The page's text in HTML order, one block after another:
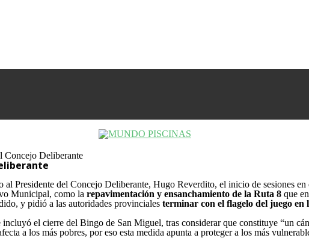
Concejo Deliberante
Presidente del Concejo Deliberante, Hugo Reverdito, el inicio de sesiones
Municipal, como la repavimentación y ensanchamiento de la Ruta 8 que
y pidió a las autoridades provinciales terminar con el flagelo del juego
el cierre del Bingo de San Miguel, tras considerar que constituye “un
a los más pobres, por eso esta medida apunta a proteger a los más